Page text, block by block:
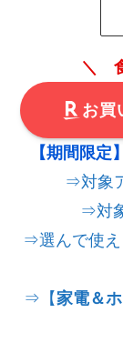
＼
お買
【期間限
⇒対象
⇒対
⇒選んで使え
⇒【家電＆